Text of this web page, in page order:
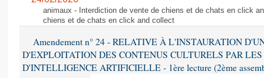
Comptes rendus des débats
animaux - Interdiction de vente de chiens et de chats en click
chiens et de chats en click and collect
Amendement n° 24 - RELATIVE À L'INSTAURATION
D'EXPLOITATION DES CONTENUS CULTURELS PAR LES
D'INTELLIGENCE ARTIFICIELLE - 1ère lecture (2ème